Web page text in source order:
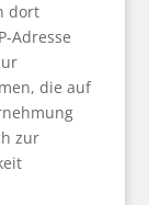
dort
Adresse
die auf
zur